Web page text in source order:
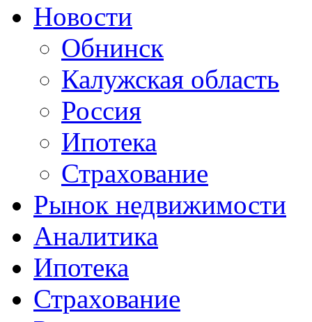
Новости
Обнинск
Калужская область
Россия
Ипотека
Страхование
Рынок недвижимости
Аналитика
Ипотека
Страхование